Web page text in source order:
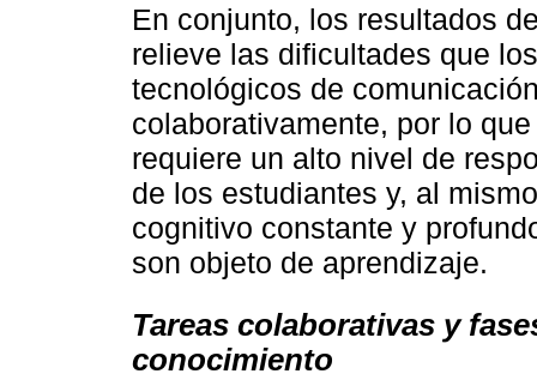
En conjunto, los resultados
relieve las dificultades que
tecnológicos de
colaborativamente, por lo
requiere un alto nivel de
de los estudiantes y, al
cognitivo constante y
son objeto de aprendizaje.
Tareas colaborativas y
conocimiento